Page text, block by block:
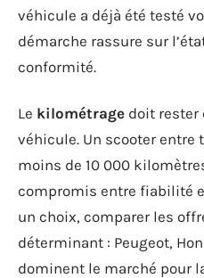
véhicule a déjà été testé
démarche rassure sur
conformité.
Le kilométrage doit rester
véhicule. Un scooter
moins de 10 000
compromis entre fiabilité
un choix, comparer les
déterminant : Peugeot,
dominent le marché pour